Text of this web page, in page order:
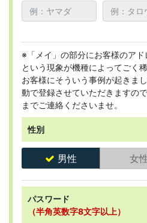
※「メイ」の部分にお客様のア
という現象が機種によってごく
お客様にそういう事例が起きま
動で登録させていただきますの
までご連絡くださいませ。
性別
男性 女
パスワード
（半角英数字8文字以上）